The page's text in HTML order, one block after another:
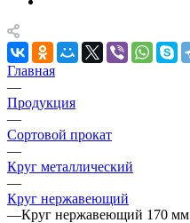
Главная
—
Продукция
—
Сортовой прокат
—
Круг металлический
—
Круг нержавеющий
—Круг нержавеющий 170